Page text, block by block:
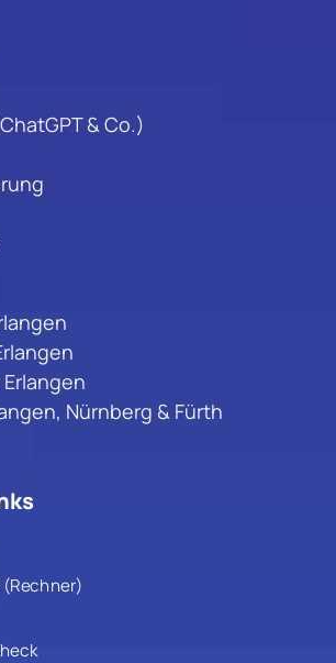
& Co.)
Nürnberg & Fürth
(Rechner)